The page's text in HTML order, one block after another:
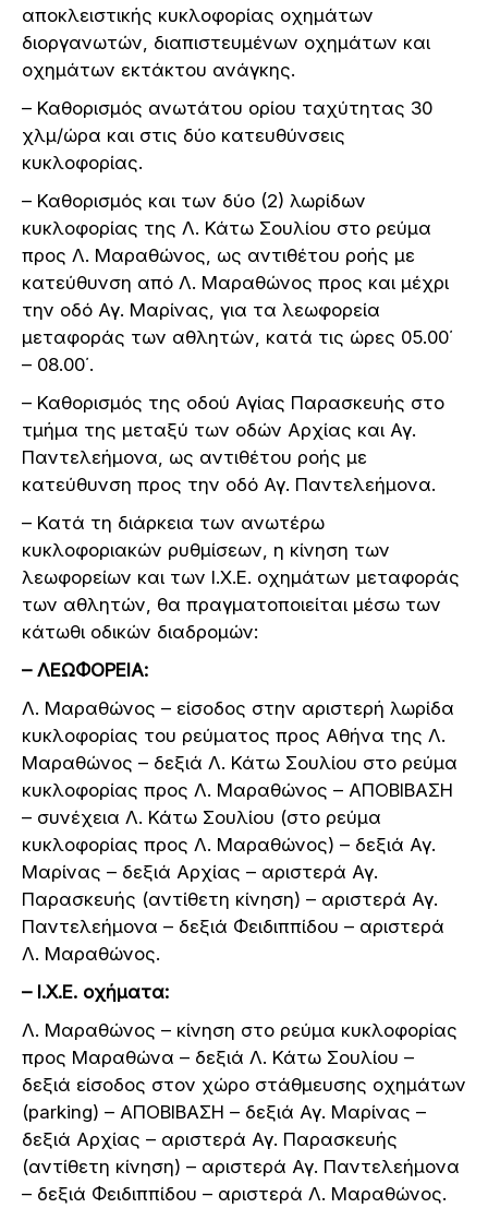
αποκλειστικής κυκλοφορίας οχημάτων
διοργανωτών, διαπιστευμένων οχημάτων και
οχημάτων εκτάκτου ανάγκης.
– Καθορισμός ανωτάτου ορίου ταχύτητας 30
χλμ/ώρα και στις δύο κατευθύνσεις
κυκλοφορίας.
– Καθορισμός και των δύο (2) λωρίδων
κυκλοφορίας της Λ. Κάτω Σουλίου στο ρεύμα
προς Λ. Μαραθώνος, ως αντιθέτου ροής με
κατεύθυνση από Λ. Μαραθώνος προς και μέχρι
την οδό Αγ. Μαρίνας, για τα λεωφορεία
μεταφοράς των αθλητών, κατά τις ώρες 05.00΄
– 08.00΄.
– Καθορισμός της οδού Αγίας Παρασκευής στο
τμήμα της μεταξύ των οδών Αρχίας και Αγ.
Παντελεήμονα, ως αντιθέτου ροής με
κατεύθυνση προς την οδό Αγ. Παντελεήμονα.
– Κατά τη διάρκεια των ανωτέρω
κυκλοφοριακών ρυθμίσεων, η κίνηση των
λεωφορείων και των Ι.Χ.Ε. οχημάτων μεταφοράς
των αθλητών, θα πραγματοποιείται μέσω των
κάτωθι οδικών διαδρομών:
– ΛΕΩΦΟΡΕΙΑ:
Λ. Μαραθώνος – είσοδος στην αριστερή λωρίδα
κυκλοφορίας του ρεύματος προς Αθήνα της Λ.
Μαραθώνος – δεξιά Λ. Κάτω Σουλίου στο ρεύμα
κυκλοφορίας προς Λ. Μαραθώνος – ΑΠΟΒΙΒΑΣΗ
– συνέχεια Λ. Κάτω Σουλίου (στο ρεύμα
κυκλοφορίας προς Λ. Μαραθώνος) – δεξιά Αγ.
Μαρίνας – δεξιά Αρχίας – αριστερά Αγ.
Παρασκευής (αντίθετη κίνηση) – αριστερά Αγ.
Παντελεήμονα – δεξιά Φειδιππίδου – αριστερά
Λ. Μαραθώνος.
– Ι.Χ.Ε. οχήματα:
Λ. Μαραθώνος – κίνηση στο ρεύμα κυκλοφορίας
προς Μαραθώνα – δεξιά Λ. Κάτω Σουλίου –
δεξιά είσοδος στον χώρο στάθμευσης οχημάτων
(parking) – ΑΠΟΒΙΒΑΣΗ – δεξιά Αγ. Μαρίνας –
δεξιά Αρχίας – αριστερά Αγ. Παρασκευής
(αντίθετη κίνηση) – αριστερά Αγ. Παντελεήμονα
– δεξιά Φειδιππίδου – αριστερά Λ. Μαραθώνος.